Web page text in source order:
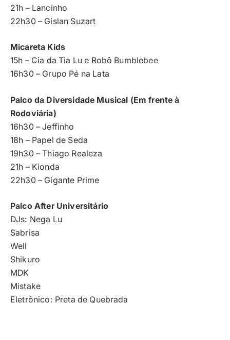
21h – Lancinho
22h30 – Gislan Suzart
Micareta Kids
15h – Cia da Tia Lu e Robô Bumblebee
16h30 – Grupo Pé na Lata
Palco da Diversidade Musical (Em frente à
Rodoviária)
16h30 – Jeffinho
18h – Papel de Seda
19h30 – Thiago Realeza
21h – Kionda
22h30 – Gigante Prime
Palco After Universitário
DJs: Nega Lu
Sabrisa
Well
Shikuro
MDK
Mistake
Eletrônico: Preta de Quebrada